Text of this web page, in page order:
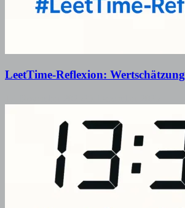
LeetTime-Reflexion: Wertschätzung